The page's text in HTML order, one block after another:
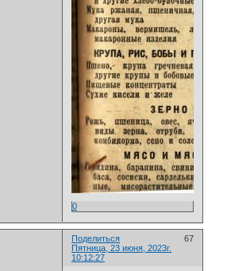
0
Поделиться
67
Пятница, 23 июня, 2023г.
10:12:27